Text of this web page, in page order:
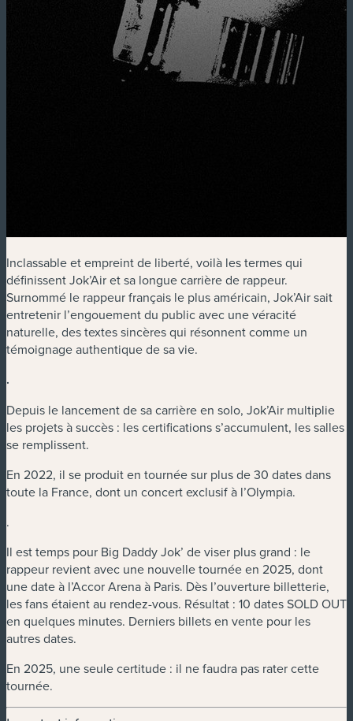
Inclassable et empreint de liberté, voilà les termes qui
définissent Jok’Air et sa longue carrière de rappeur.
Surnommé le rappeur français le plus américain, Jok’Air sait
entretenir l’engouement du public avec une véracité
naturelle, des textes sincères qui résonnent comme un
témoignage authentique de sa vie.
.
Depuis le lancement de sa carrière en solo, Jok’Air multiplie
les projets à succès : les certifications s’accumulent, les salles
se remplissent.
En 2022, il se produit en tournée sur plus de 30 dates dans
toute la France, dont un concert exclusif à l’Olympia.
.
Il est temps pour Big Daddy Jok’ de viser plus grand : le
rappeur revient avec une nouvelle tournée en 2025, dont
une date à l’Accor Arena à Paris. Dès l’ouverture billetterie,
les fans étaient au rendez-vous. Résultat : 10 dates SOLD OUT
en quelques minutes. Derniers billets en vente pour les
autres dates.
En 2025, une seule certitude : il ne faudra pas rater cette
tournée.